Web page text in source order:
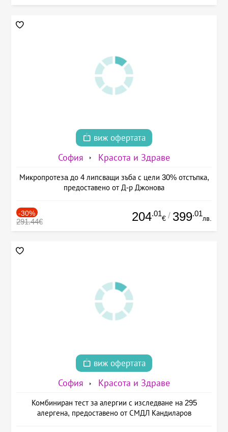
виж офертата
София Красота и Здраве
Микропротезa до 4 липсващи зъба с цели 30% отстъпка,
предоставено от Д-р Джонова
-30%
291.44€ 204.01
€ / 399.01
лв.
виж офертата
София Красота и Здраве
Комбиниран тест за алергии с изследване на 295
алергена, предоставено от СМДЛ Кандиларов